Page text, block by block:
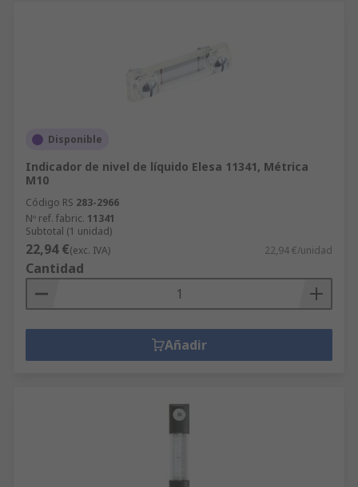
Disponible
Indicador de nivel de líquido Elesa 11341, Métrica
M10
Código RS 283-2966
Nº ref. fabric. 11341
Subtotal (1 unidad)
22,94 €(exc. IVA) 22,94 €/unidad
Cantidad
Añadir